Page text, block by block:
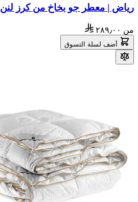
رياض | معطر جو بخاخ من كرز لنن 200 مل
من ٢٨٩٫٠٠
أضف لسلة التسوق